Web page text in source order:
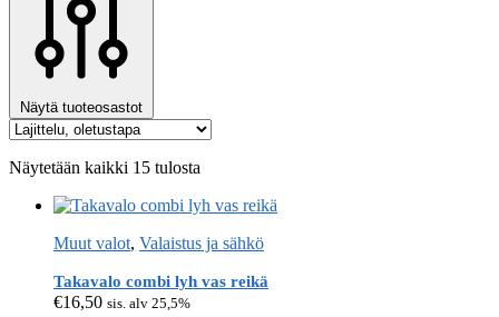
Näytä tuoteosastot
Näytetään kaikki 15 tulosta
Muut valot, Valaistus ja sähkö
Takavalo combi lyh vas reikä
€16,50 sis. alv 25,5%